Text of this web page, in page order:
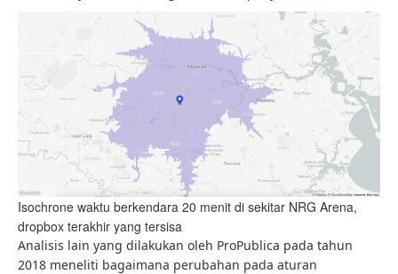
Isochrone waktu berkendara 20 menit di sekitar NRG Arena,
dropbox terakhir yang tersisa
Analisis lain yang dilakukan oleh ProPublica pada tahun
2018 meneliti bagaimana perubahan pada aturan